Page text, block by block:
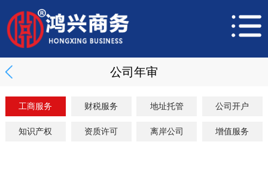
公司年审
工商服务 财税服务 地址托管 公司开户
知识产权 资质许可 离岸公司 增值服务